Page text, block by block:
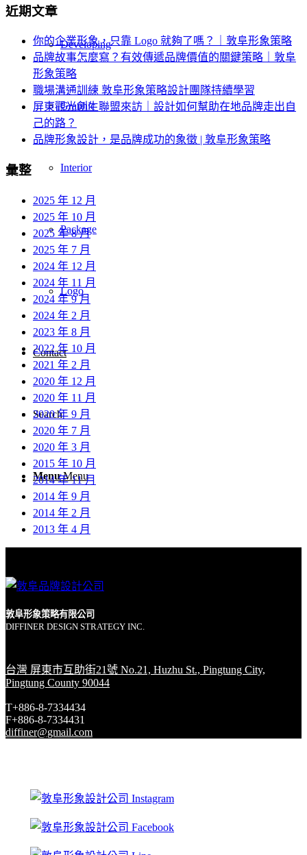
Developing
Graphic
Interior
Package
Logo
Contact
Search
Menu Menu
近期文章
你的企業形象，只靠 Logo 就夠了嗎？｜敦阜形象策略
品牌故事怎麼寫？有效傳遞品牌價值的關鍵策略｜敦阜
形象策略
職場溝通訓練 敦阜形象策略設計團隊持續學習
屏東觀光創生聯盟來訪｜設計如何幫助在地品牌走出自
己的路？
品牌形象設計，是品牌成功的象徵 | 敦阜形象策略
彙整
2025 年 12 月
2025 年 10 月
2025 年 8 月
2025 年 7 月
2024 年 12 月
2024 年 11 月
2024 年 9 月
2024 年 2 月
2023 年 8 月
2022 年 10 月
2021 年 2 月
2020 年 12 月
2020 年 11 月
2020 年 9 月
2020 年 7 月
2020 年 3 月
2015 年 10 月
2014 年 11 月
2014 年 9 月
2014 年 2 月
2013 年 4 月
敦阜形象策略有限公司
DIFFINER DESIGN STRATEGY INC.
台灣 屏東市互助街21號 No.21, Huzhu St., Pingtung City,
Pingtung County 90044
T+886-8-7334434
F+886-8-7334431
diffiner@gmail.com